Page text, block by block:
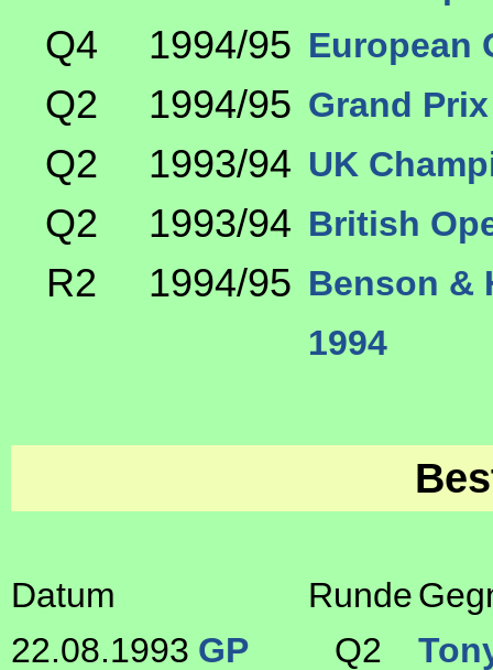
Q4 1994/95 European
Q2 1994/95 Grand
Q2 1993/94 UK
Q2 1993/94 British
R2 1994/95 Benson &
1994
Datum Runde
22.08.1993 GP Q2